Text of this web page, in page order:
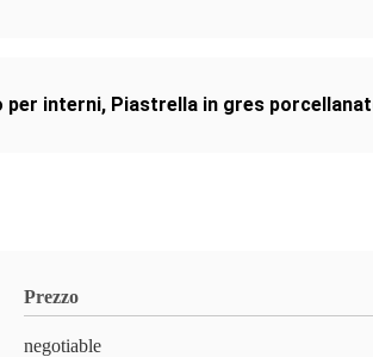
per interni, Piastrella in gres
Prezzo
negotiable